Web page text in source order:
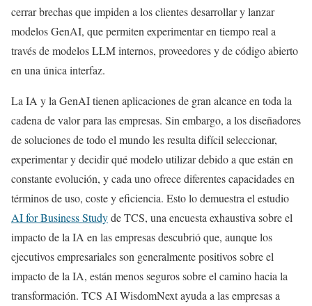
cerrar brechas que impiden a los clientes desarrollar y lanzar
modelos GenAI, que permiten experimentar en tiempo real a
través de modelos LLM internos, proveedores y de código abierto
en una única interfaz.
La IA y la GenAI tienen aplicaciones de gran alcance en toda la
cadena de valor para las empresas. Sin embargo, a los diseñadores
de soluciones de todo el mundo les resulta difícil seleccionar,
experimentar y decidir qué modelo utilizar debido a que están en
constante evolución, y cada uno ofrece diferentes capacidades en
términos de uso, coste y eficiencia. Esto lo demuestra el estudio
AI for Business Studyde TCS, una encuesta exhaustiva sobre el
impacto de la IA en las empresas descubrió que, aunque los
ejecutivos empresariales son generalmente positivos sobre el
impacto de la IA, están menos seguros sobre el camino hacia la
transformación. TCS AI WisdomNext ayuda a las empresas a